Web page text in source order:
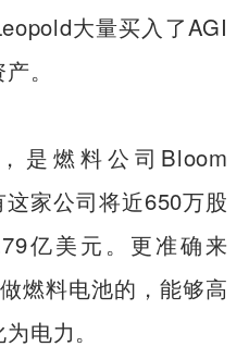
大量买入了AGI
。
是燃料公司Bloom
家公司将近650万股
亿美元。更准确来
燃料电池的，能够高
电力。